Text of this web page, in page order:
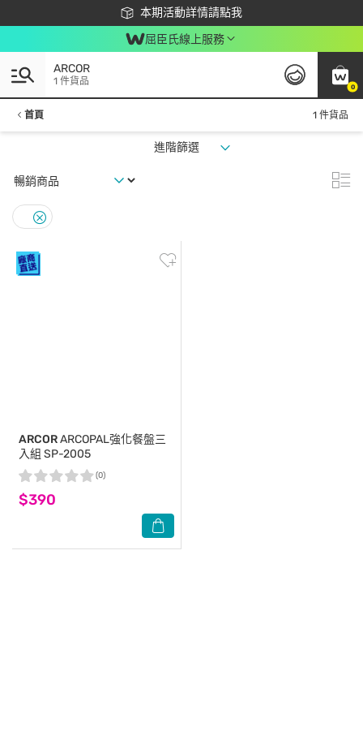
本期活動詳情請點我
下載app最高回饋$350
屈臣氏線上服務
0
ARCOR
1 件貨品
首頁 1 件貨品
進階篩選
ARCORARCOPAL強化餐盤三
入組 SP-2005
$390
(0)